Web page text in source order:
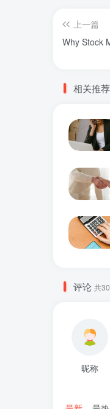
上一篇
Why Stock
相关推荐
评论 共
昵称